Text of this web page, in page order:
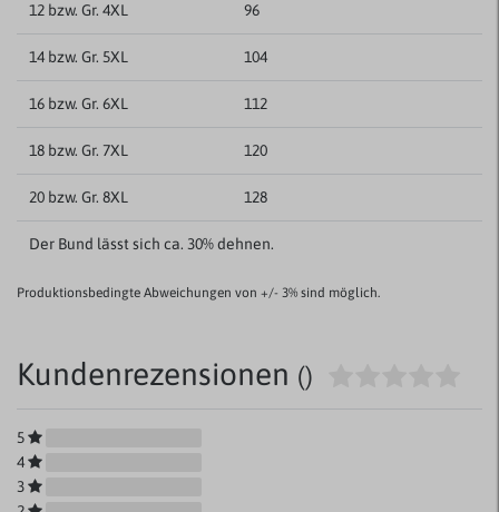
12 bzw. Gr. 4XL 96
14 bzw. Gr. 5XL 104
16 bzw. Gr. 6XL 112
18 bzw. Gr. 7XL 120
20 bzw. Gr. 8XL 128
Der Bund lässt sich ca. 30% dehnen.
Produktionsbedingte Abweichungen von +/- 3% sind möglich.
Kundenrezensionen ()
5
4
3